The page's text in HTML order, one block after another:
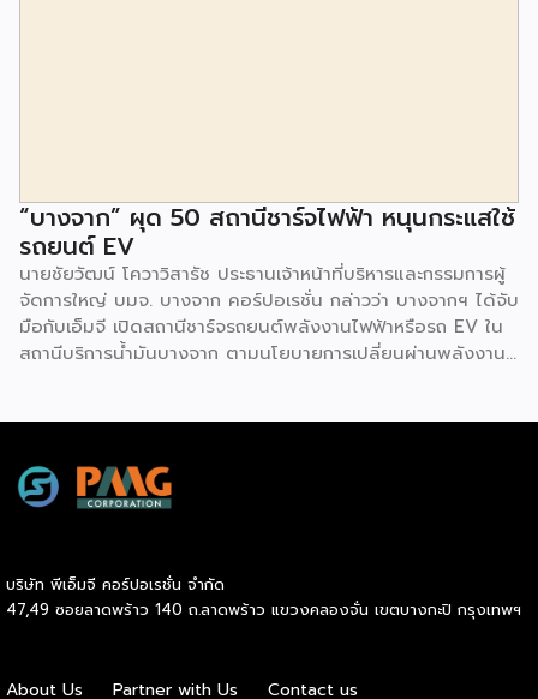
“บางจาก” ผุด 50 สถานีชาร์จไฟฟ้า หนุนกระแสใช้
รถยนต์ EV
นายชัยวัฒน์ โควาวิสารัช ประธานเจ้าหน้าที่บริหารและกรรมการผู้
จัดการใหญ่ บมจ. บางจาก คอร์ปอเรชั่น กล่าวว่า บางจากฯ ได้จับ
มือกับเอ็มจี เปิดสถานีชาร์จรถยนต์พลังงานไฟฟ้าหรือรถ EV ใน
สถานีบริการน้ำมันบางจาก ตามนโยบายการเปลี่ยนผ่านพลังงาน
สถานีบริการน้ำมันบางจากมีสถานีชาร์จรถ EV ทั้งในกรุงเทพฯ
และต่างจังหวัด ครอบคลุมทั่วประเทศ .โดยความร่วมมือครั้งนี้
สถานีชาร์จรถยนต์ไฟฟ้า “MG Super Charge” ในสถานีบริการ
น้ำมันบางจาก ครอบคลุมทั้งในเขตกรุงเทพฯ นนทบุรีและ
บริษัท พีเอ็มจี คอร์ปอเรชั่น จำกัด
47,49 ซอยลาดพร้าว 140 ถ.ลาดพร้าว แขวงคลองจั่น เขตบางกะปิ กรุงเทพฯ
About Us Partner with Us Contact us